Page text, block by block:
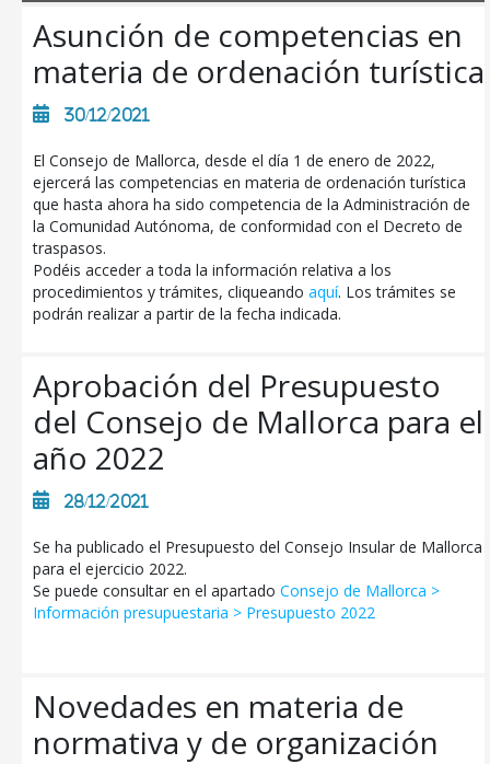
SEDE ELECTRÓNICA
MALLORCA.ES
Asunción de competencias en
materia de ordenación turística
30/12/2021
El Consejo de Mallorca, desde el día 1 de enero de 2022,
ejercerá las competencias en materia de ordenación turística
que hasta ahora ha sido competencia de la Administración de
la Comunidad Autónoma, de conformidad con el Decreto de
traspasos.
Podéis acceder a toda la información relativa a los
procedimientos y trámites, cliqueando aquí. Los trámites se
podrán realizar a partir de la fecha indicada.
Aprobación del Presupuesto
del Consejo de Mallorca para el
año 2022
28/12/2021
Se ha publicado el Presupuesto del Consejo Insular de Mallorca
para el ejercicio 2022.
Se puede consultar en el apartado Consejo de Mallorca >
Información presupuestaria > Presupuesto 2022
Novedades en materia de
normativa y de organización